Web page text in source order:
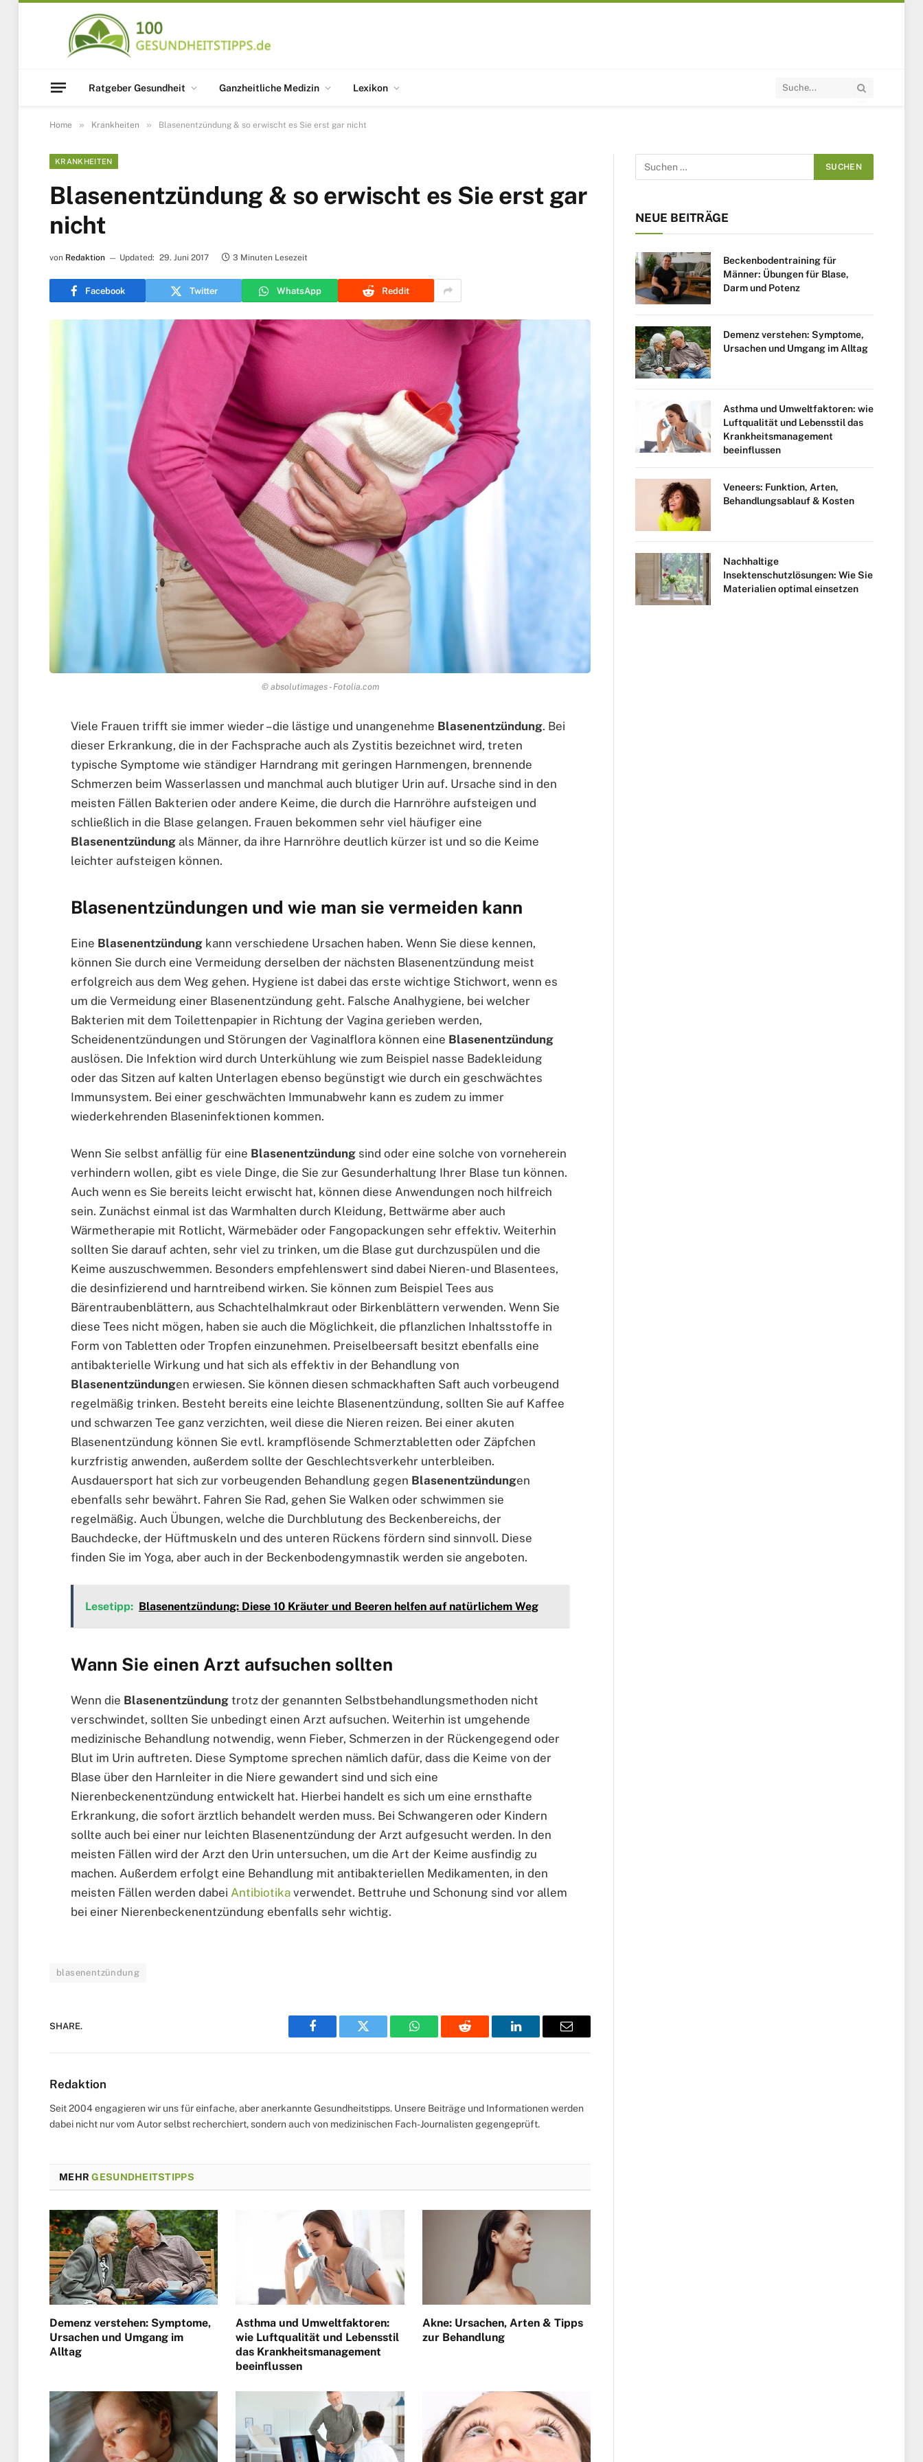
Ratgeber Gesundheit Ganzheitliche Medizin Lexikon
Home » Krankheiten » Blasenentzündung & so erwischt es Sie erst gar nicht
KRANKHEITEN
Blasenentzündung & so erwischt es Sie erst gar
nicht
von Redaktion Updated: 29. Juni 2017 3 Minuten Lesezeit
Facebook Twitter WhatsApp Reddit
© absolutimages - Fotolia.com
Viele Frauen trifft sie immer wieder – die lästige und unangenehme Blasenentzündung. Bei
dieser Erkrankung, die in der Fachsprache auch als Zystitis bezeichnet wird, treten
typische Symptome wie ständiger Harndrang mit geringen Harnmengen, brennende
Schmerzen beim Wasserlassen und manchmal auch blutiger Urin auf. Ursache sind in den
meisten Fällen Bakterien oder andere Keime, die durch die Harnröhre aufsteigen und
schließlich in die Blase gelangen. Frauen bekommen sehr viel häufiger eine
Blasenentzündung als Männer, da ihre Harnröhre deutlich kürzer ist und so die Keime
leichter aufsteigen können.
Blasenentzündungen und wie man sie vermeiden kann
Eine Blasenentzündung kann verschiedene Ursachen haben. Wenn Sie diese kennen,
können Sie durch eine Vermeidung derselben der nächsten Blasenentzündung meist
erfolgreich aus dem Weg gehen. Hygiene ist dabei das erste wichtige Stichwort, wenn es
um die Vermeidung einer Blasenentzündung geht. Falsche Analhygiene, bei welcher
Bakterien mit dem Toilettenpapier in Richtung der Vagina gerieben werden,
Scheidenentzündungen und Störungen der Vaginalflora können eine Blasenentzündung
auslösen. Die Infektion wird durch Unterkühlung wie zum Beispiel nasse Badekleidung
oder das Sitzen auf kalten Unterlagen ebenso begünstigt wie durch ein geschwächtes
Immunsystem. Bei einer geschwächten Immunabwehr kann es zudem zu immer
wiederkehrenden Blaseninfektionen kommen.
Wenn Sie selbst anfällig für eine Blasenentzündung sind oder eine solche von vorneherein
verhindern wollen, gibt es viele Dinge, die Sie zur Gesunderhaltung Ihrer Blase tun können.
Auch wenn es Sie bereits leicht erwischt hat, können diese Anwendungen noch hilfreich
sein. Zunächst einmal ist das Warmhalten durch Kleidung, Bettwärme aber auch
Wärmetherapie mit Rotlicht, Wärmebäder oder Fangopackungen sehr effektiv. Weiterhin
sollten Sie darauf achten, sehr viel zu trinken, um die Blase gut durchzuspülen und die
Keime auszuschwemmen. Besonders empfehlenswert sind dabei Nieren- und Blasentees,
die desinfizierend und harntreibend wirken. Sie können zum Beispiel Tees aus
Bärentraubenblättern, aus Schachtelhalmkraut oder Birkenblättern verwenden. Wenn Sie
diese Tees nicht mögen, haben sie auch die Möglichkeit, die pflanzlichen Inhaltsstoffe in
Form von Tabletten oder Tropfen einzunehmen. Preiselbeersaft besitzt ebenfalls eine
antibakterielle Wirkung und hat sich als effektiv in der Behandlung von
Blasenentzündungen erwiesen. Sie können diesen schmackhaften Saft auch vorbeugend
regelmäßig trinken. Besteht bereits eine leichte Blasenentzündung, sollten Sie auf Kaffee
und schwarzen Tee ganz verzichten, weil diese die Nieren reizen. Bei einer akuten
Blasenentzündung können Sie evtl. krampflösende Schmerztabletten oder Zäpfchen
kurzfristig anwenden, außerdem sollte der Geschlechtsverkehr unterbleiben.
Ausdauersport hat sich zur vorbeugenden Behandlung gegen Blasenentzündungen
ebenfalls sehr bewährt. Fahren Sie Rad, gehen Sie Walken oder schwimmen sie
regelmäßig. Auch Übungen, welche die Durchblutung des Beckenbereichs, der
Bauchdecke, der Hüftmuskeln und des unteren Rückens fördern sind sinnvoll. Diese
finden Sie im Yoga, aber auch in der Beckenbodengymnastik werden sie angeboten.
Lesetipp: Blasenentzündung: Diese 10 Kräuter und Beeren helfen auf natürlichem Weg
Wann Sie einen Arzt aufsuchen sollten
Wenn die Blasenentzündung trotz der genannten Selbstbehandlungsmethoden nicht
verschwindet, sollten Sie unbedingt einen Arzt aufsuchen. Weiterhin ist umgehende
medizinische Behandlung notwendig, wenn Fieber, Schmerzen in der Rückengegend oder
Blut im Urin auftreten. Diese Symptome sprechen nämlich dafür, dass die Keime von der
Blase über den Harnleiter in die Niere gewandert sind und sich eine
Nierenbeckenentzündung entwickelt hat. Hierbei handelt es sich um eine ernsthafte
Erkrankung, die sofort ärztlich behandelt werden muss. Bei Schwangeren oder Kindern
sollte auch bei einer nur leichten Blasenentzündung der Arzt aufgesucht werden. In den
meisten Fällen wird der Arzt den Urin untersuchen, um die Art der Keime ausfindig zu
machen. Außerdem erfolgt eine Behandlung mit antibakteriellen Medikamenten, in den
meisten Fällen werden dabei Antibiotika verwendet. Bettruhe und Schonung sind vor allem
bei einer Nierenbeckenentzündung ebenfalls sehr wichtig.
blasenentzündung
SHARE.
Facebook Twitter WhatsAppReddit LinkedIn Email
Redaktion
Seit 2004 engagieren wir uns für einfache, aber anerkannte Gesundheitstipps. Unsere Beiträge und Informationen werden
dabei nicht nur vom Autor selbst recherchiert, sondern auch von medizinischen Fach-Journalisten gegengeprüft.
MEHRGESUNDHEITSTIPPS
Demenz verstehen: Symptome,
Ursachen und Umgang im
Alltag
Asthma und Umweltfaktoren:
wie Luftqualität und Lebensstil
das Krankheitsmanagement
beeinflussen
Akne: Ursachen, Arten & Tipps
zur Behandlung
NEUE BEITRÄGE
Beckenbodentraining für
Männer: Übungen für Blase,
Darm und Potenz
Demenz verstehen: Symptome,
Ursachen und Umgang im Alltag
Asthma und Umweltfaktoren: wie
Luftqualität und Lebensstil das
Krankheitsmanagement
beeinflussen
Veneers: Funktion, Arten,
Behandlungsablauf & Kosten
Nachhaltige
Insektenschutzlösungen: Wie Sie
Materialien optimal einsetzen